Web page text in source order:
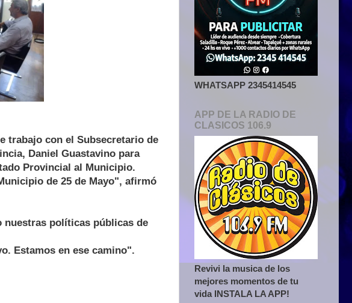
trabajo con el Subsecretario de
Daniel Guastavino para
Provincial al Municipio.
de 25 de Mayo", afirmó
políticas públicas de
Estamos en ese camino".
WHATSAPP 2345414545
APP DE LA RADIO DE
CLASICOS 106.9
Revivi la musica de los
mejores momentos de tu
vida INSTALA LA APP!